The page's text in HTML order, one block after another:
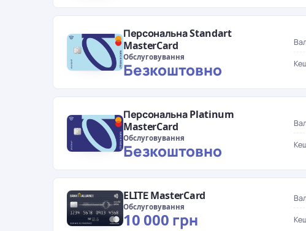
Персональна Standart
MasterCard
Обслуговування
Безкоштовно
Персональна Platinum
MasterCard
Обслуговування
Безкоштовно
ELITЕ MasterCard
Обслуговування
10 000 грн